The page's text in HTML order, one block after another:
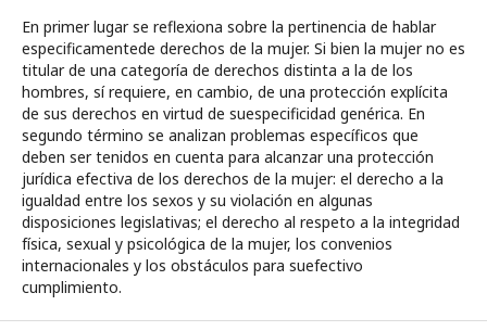
En primer lugar se reflexiona sobre la pertinencia de hablar
especificamentede derechos de la mujer. Si bien la mujer no es
titular de una categoría de derechos distinta a la de los
hombres, sí requiere, en cambio, de una protección explícita
de sus derechos en virtud de suespecificidad genérica. En
segundo término se analizan problemas específicos que
deben ser tenidos en cuenta para alcanzar una protección
jurídica efectiva de los derechos de la mujer: el derecho a la
igualdad entre los sexos y su violación en algunas
disposiciones legislativas; el derecho al respeto a la integridad
física, sexual y psicológica de la mujer, los convenios
internacionales y los obstáculos para suefectivo
cumplimiento.